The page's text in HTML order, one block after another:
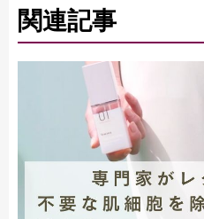
関連記事